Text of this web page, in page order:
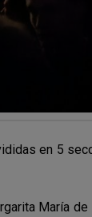
en 5
María de